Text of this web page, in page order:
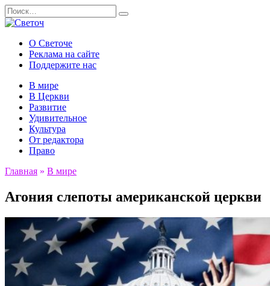
Перейти
к
Search
for:
О Светоче
Реклама на сайте
Поддержите нас
В мире
В Церкви
Развитие
Удивительное
Культура
От редактора
Право
Главная » В мире
Агония слепоты американской церкви